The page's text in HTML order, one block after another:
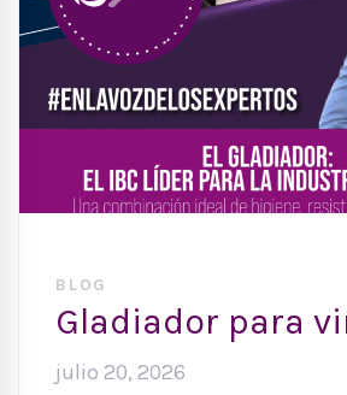
BLOG
Gladiador para
julio 20, 2026